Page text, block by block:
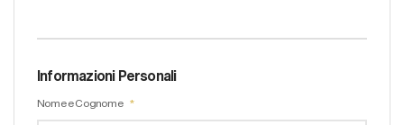
Informazioni Personali
Nome e Cognome